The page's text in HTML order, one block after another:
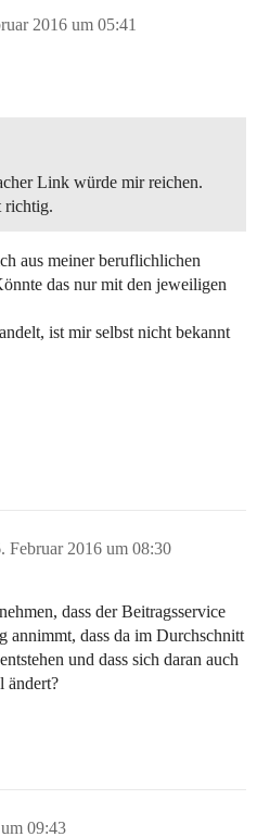
2016 um 05:41
Link würde mir reichen.
richtig.
aus meiner beruflichlichen
das nur mit den jeweiligen
ist mir selbst nicht bekannt
Februar 2016 um 08:30
dass der Beitragsservice
dass da im Durchschnitt
und dass sich daran auch
ändert?
09:43